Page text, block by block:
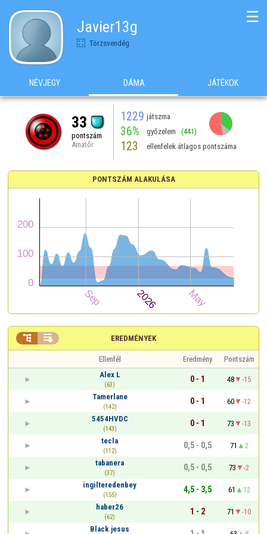
Javier13g
Törzsvendég
☰
NÉVJEGY DÁMA JÁTÉKOK
33
pontszám
Amatőr
1229 játszma
36% győzelem (441)
123 ellenfelek átlagos pontszáma
PONTSZÁM ALAKULÁSA
EREDMÉNYEK
 
Ellenfél Eredmény
Pontszám
Alex L
(63)
0 - 1 48
-15
Tamerlane
(142)
0 - 1 60
-12
5454HVDC
(143)
0 - 1 73
-13
tecla
(112)
0,5 - 0,5 71
2
tabanera
(37)
0,5 - 0,5 73
-2
ingilteredenbey
(155)
4,5 - 3,5 61
12
haber26
(62)
1 - 2 71
-10
Black jesus